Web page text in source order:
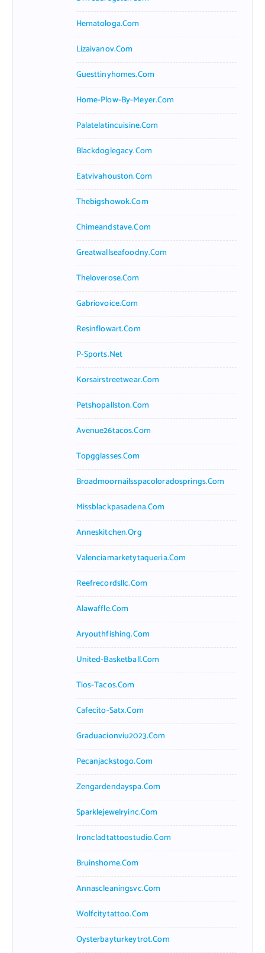
Hematologa.com
Lizaivanov.com
Guesttinyhomes.com
Home-Plow-By-Meyer.com
Palatelatincuisine.com
Blackdoglegacy.com
Eatvivahouston.com
Thebigshowok.com
Chimeandstave.com
Greatwallseafoodny.com
Theloverose.com
Gabriovoice.com
Resinflowart.com
P-Sports.net
Korsairstreetwear.com
Petshopallston.com
Avenue26tacos.com
Topgglasses.com
Broadmoornailsspacoloradosprings.com
Missblackpasadena.com
Anneskitchen.org
Valenciamarketytaqueria.com
Reefrecordsllc.com
Alawaffle.com
Aryouthfishing.com
United-Basketball.com
Tios-Tacos.com
Cafecito-Satx.com
Graduacionviu2023.com
Pecanjackstogo.com
Zengardendayspa.com
Sparklejewelryinc.com
Ironcladtattoostudio.com
Bruinshome.com
Annascleaningsvc.com
Wolfcitytattoo.com
Oysterbayturkeytrot.com